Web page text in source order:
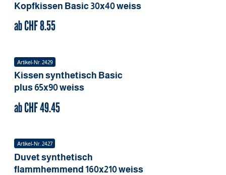
Kopfkissen Basic 30x40weiss
ab CHF8.55
Artikel-Nr. 2429
Kissen synthetisch Basic
plus 65x90weiss
ab CHF49.45
Artikel-Nr. 2427
Duvet synthetisch
flammhemmend 160x210weiss